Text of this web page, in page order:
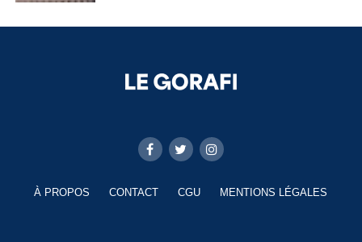
À PROPOS CONTACT CGU MENTIONS LÉGALES